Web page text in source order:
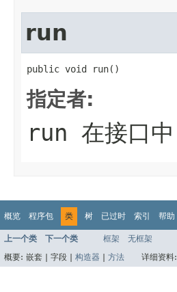
run
public void run()
指定者:
run 在接口中
概览 程序包 类 树 已过时 索引 帮助
上一个类 下一个类 框架 无框架
概要: 嵌套 | 字段 | 构造器 方法 详细资料: